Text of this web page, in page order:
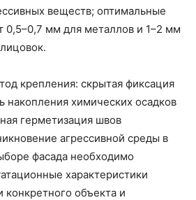
веществ; оптимальные
0,5–0,7 мм для металлов и 1–2 мм
крепления: скрытая фиксация
накопления химических осадков
герметизация швов
агрессивной среды в
фасада необходимо
характеристики
конкретного объекта и